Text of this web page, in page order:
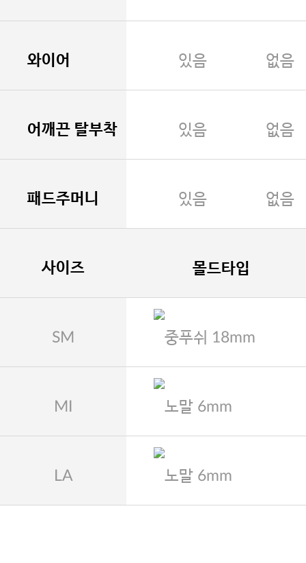
와이어 있음 없음
어깨끈 탈부착 있음 없음
패드주머니 있음 없음
사이즈 몰드타입
SM 중푸쉬 18mm
MI 노말 6mm
LA 노말 6mm